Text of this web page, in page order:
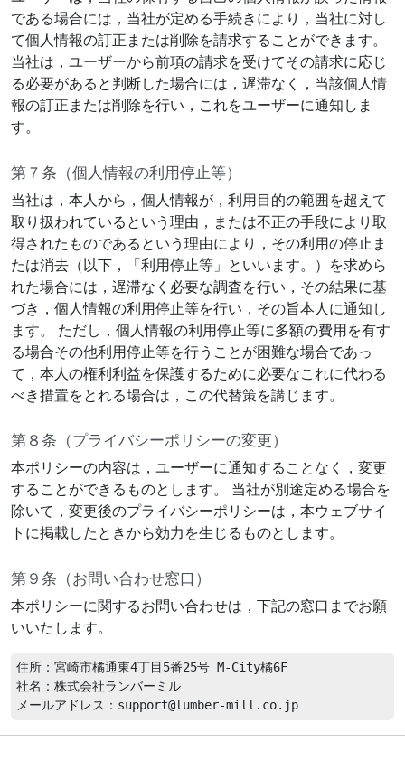
である場合には，当社が定める手続きにより，当社に対し
て個人情報の訂正または削除を請求することができます。
当社は，ユーザーから前項の請求を受けてその請求に応じ
る必要があると判断した場合には，遅滞なく，当該個人情
報の訂正または削除を行い，これをユーザーに通知しま
す。
第７条（個人情報の利用停止等）
当社は，本人から，個人情報が，利用目的の範囲を超えて
取り扱われているという理由，または不正の手段により取
得されたものであるという理由により，その利用の停止ま
たは消去（以下，「利用停止等」といいます。）を求めら
れた場合には，遅滞なく必要な調査を行い，その結果に基
づき，個人情報の利用停止等を行い，その旨本人に通知し
ます。 ただし，個人情報の利用停止等に多額の費用を有す
る場合その他利用停止等を行うことが困難な場合であっ
て，本人の権利利益を保護するために必要なこれに代わる
べき措置をとれる場合は，この代替策を講じます。
第８条（プライバシーポリシーの変更）
本ポリシーの内容は，ユーザーに通知することなく，変更
することができるものとします。 当社が別途定める場合を
除いて，変更後のプライバシーポリシーは，本ウェブサイ
トに掲載したときから効力を生じるものとします。
第９条（お問い合わせ窓口）
本ポリシーに関するお問い合わせは，下記の窓口までお願
いいたします。
住所：宮崎市橘通東4丁目5番25号 M-City橘6F
社名：株式会社ランバーミル